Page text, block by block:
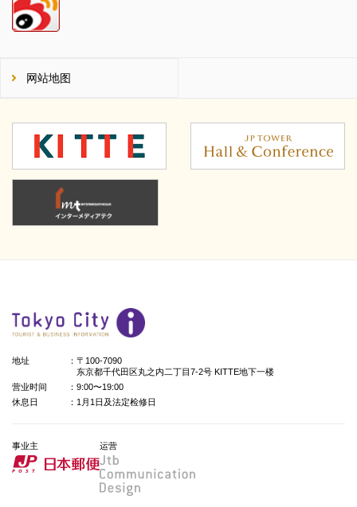
网站地图
地址
：〒100-7090
东京都千代田区丸之内二丁目7-2号 KITTE地下一楼
营业时间
：9:00〜19:00
休息日
：1月1日及法定检修日
事业主 运营